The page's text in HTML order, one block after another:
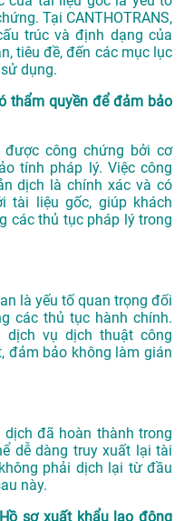
Tại CANTHOTRANS,
trúc và định dạng của
tiêu đề, đến các mục lục
dụng.
thẩm quyền để đảm bảo
công chứng bởi cơ
tính pháp lý. Việc công
dịch là chính xác và có
tài liệu gốc, giúp khách
các thủ tục pháp lý trong
là yếu tố quan trọng đối
các thủ tục hành chính.
dịch vụ dịch thuật công
đảm bảo không làm gián
đã hoàn thành trong
dễ dàng truy xuất lại tài
phải dịch lại từ đầu
này.
sơ xuất khẩu lao động